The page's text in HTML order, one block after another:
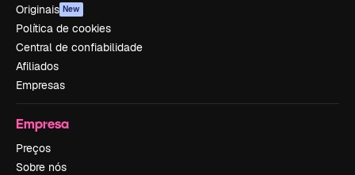
Originais New
Política de cookies
Central de confiabilidade
Afiliados
Empresas
Empresa
Preços
Sobre nós